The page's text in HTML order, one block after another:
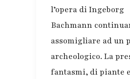
l’opera di Ingeborg
Bachmann
assomigliare ad un
archeologico. La
fantasmi, di piante